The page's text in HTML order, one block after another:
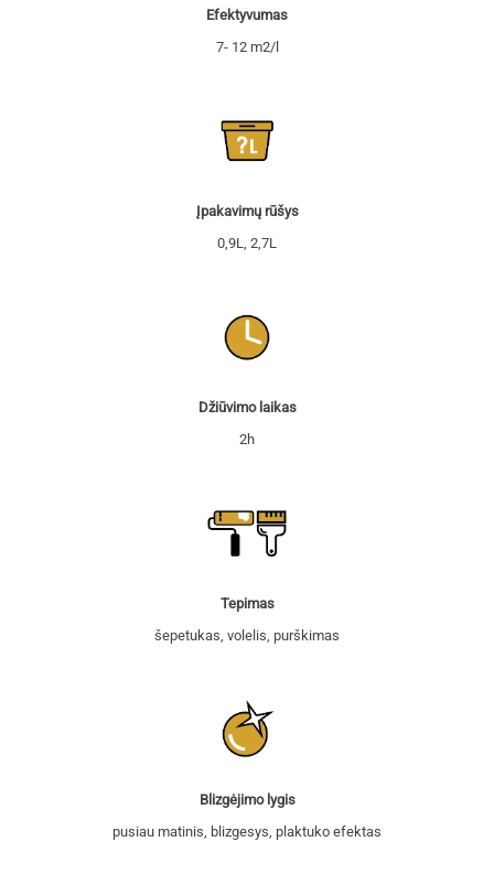
Efektyvumas
7- 12 m2/l
Įpakavimų rūšys
0,9L, 2,7L
Džiūvimo laikas
2h
Tepimas
šepetukas, volelis, purškimas
Blizgėjimo lygis
pusiau matinis, blizgesys, plaktuko efektas